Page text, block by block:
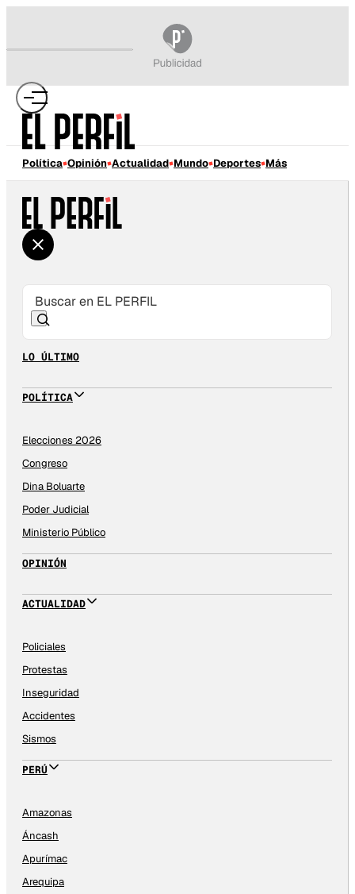
Política Opinión Actualidad Mundo Deportes Más
LO ÚLTIMO
POLÍTICA
Elecciones 2026
Congreso
Dina Boluarte
Poder Judicial
Ministerio Público
OPINIÓN
ACTUALIDAD
Policiales
Protestas
Inseguridad
Accidentes
Sismos
PERÚ
Amazonas
Áncash
Apurímac
Arequipa